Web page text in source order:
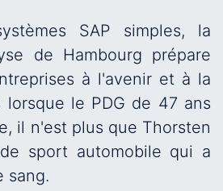
SAP simples, la
de Hambourg prépare
à l'avenir et à la
lorsque le PDG de 47 ans
il n'est plus que Thorsten
sport automobile qui a
sang.